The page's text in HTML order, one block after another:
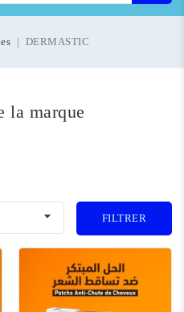
DERMASTIC
la marque
 FILTRER